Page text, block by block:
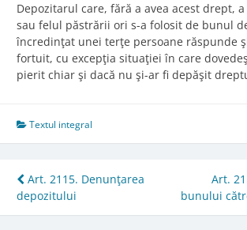
Depozitarul care, fără a avea acest drept,
sau felul păstrării ori s-a folosit de bunul
încredinţat unei terţe persoane răspunde
fortuit, cu excepţia situaţiei în care
pierit chiar şi dacă nu şi-ar fi depăşit
Textul integral
Post
navigation
Art. 2115. Denunţarea
depozitului
Art.
bunului